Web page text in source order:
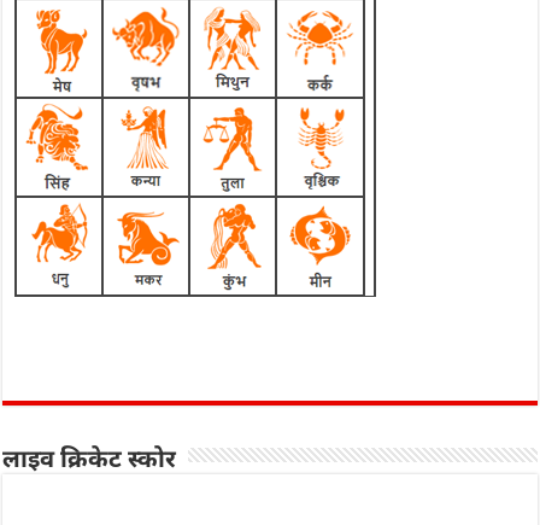
लाइव क्रिकेट स्कोर